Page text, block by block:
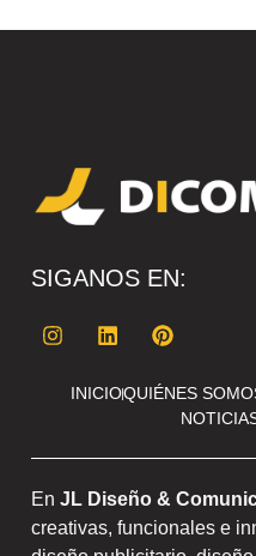
SIGANOS EN:
INICIOQUIÉNES
En JL Diseño &
creativas, funcionales e